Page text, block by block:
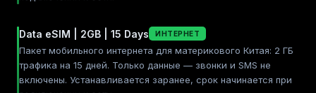
Data eSIM | 2GB | 15 Days ИНТЕРНЕТ
Пакет мобильного интернета для материкового Китая: 2 ГБ
трафика на 15 дней. Только данные — звонки и SMS не
включены. Устанавливается заранее, срок начинается при